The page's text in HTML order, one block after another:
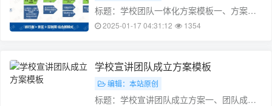
标题：学校团队一体化方案模板一、方案背
景随着教育改革的发展，学校团队建设的重
方案。本方案旨在建立一个团结协作、互帮
互助、共享资源、共同发展的团队一体化平
台……
2025-01-17 04:31:12 1354
学校宣讲团队成立方案模板
编辑：本站原创
标题：学校宣讲团队成立方案一、团队成立